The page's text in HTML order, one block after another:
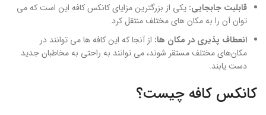
قابلیت جابجایی: یکی از بزرگترین مزایای کانکس کافه این است که می‌
توان آن را به مکان‌ های مختلف منتقل کرد.
انعطاف‌ پذیری در مکان‌ ها: از آنجا که این کافه‌ ها می‌ توانند در
مکان‌های مختلف مستقر شوند، می‌ توانند به راحتی به مخاطبان جدید
دست یابند.
کانکس کافه چیست؟